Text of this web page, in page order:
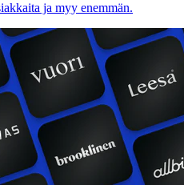
ja myy enemmän.